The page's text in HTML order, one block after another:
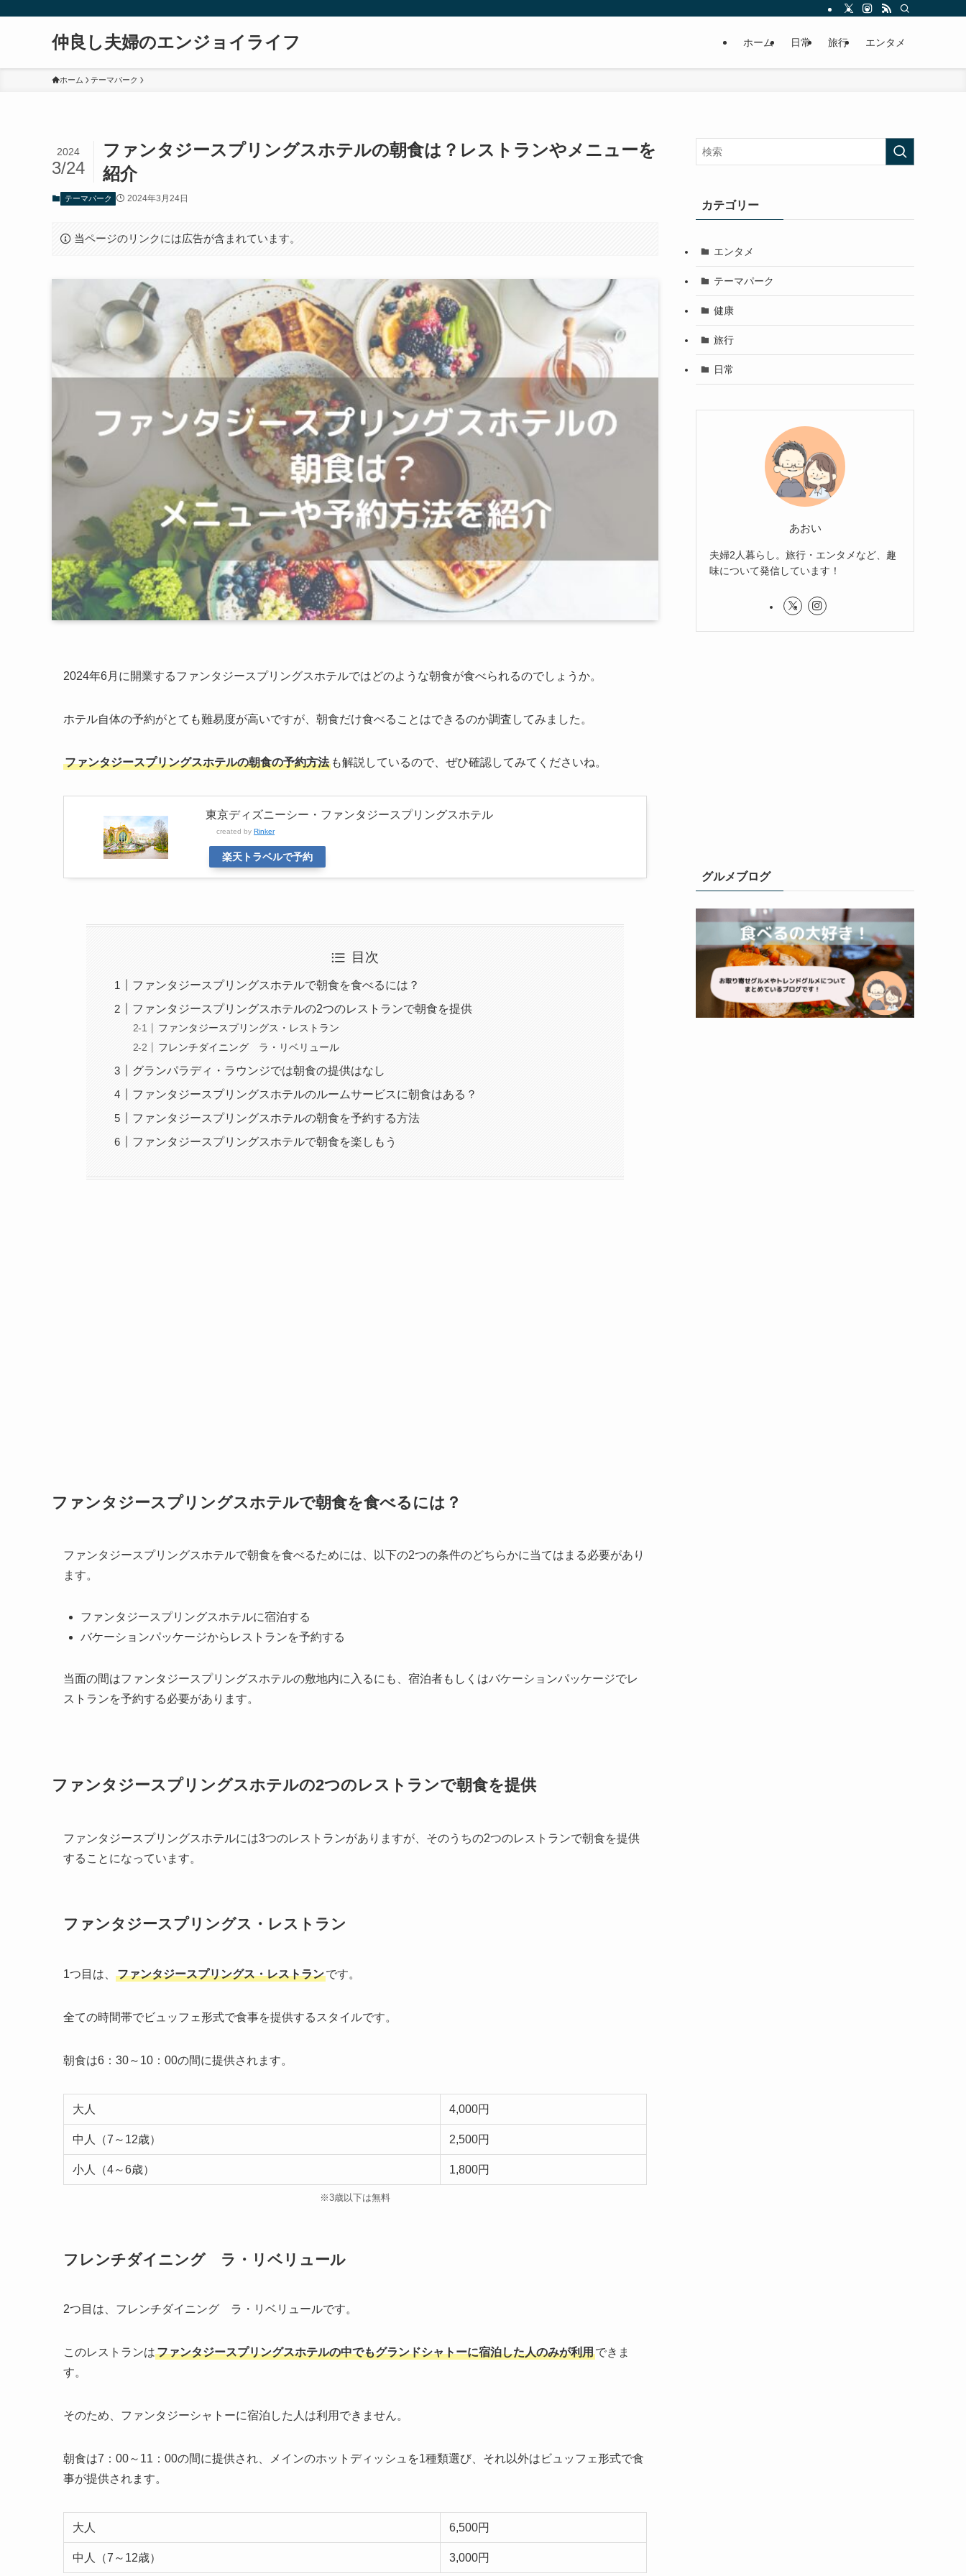
仲良し夫婦のエンジョイライフ ホーム 日常 旅行 エンタメ
ホーム テーマパーク
ファンタジースプリングスホテルの朝食は？レストランやメニューを
紹介
2024
3/24
テーマパーク 2024年3月24日
当ページのリンクには広告が含まれています。
2024年6月に開業するファンタジースプリングスホテルではどのような朝食が食べられるのでしょうか。
ホテル自体の予約がとても難易度が高いですが、朝食だけ食べることはできるのか調査してみました。
ファンタジースプリングスホテルの朝食の予約方法 も解説しているので、ぜひ確認してみてくださいね。
東京ディズニーシー・ファンタジースプリングスホテル
created by Rinker
楽天トラベルで予約
目次
ファンタジースプリングスホテルで朝食を食べるには？
ファンタジースプリングスホテルの2つのレストランで朝食を提供
ファンタジースプリングス・レストラン
フレンチダイニング ラ・リベリュール
グランパラディ・ラウンジでは朝食の提供はなし
ファンタジースプリングスホテルのルームサービスに朝食はある？
ファンタジースプリングスホテルの朝食を予約する方法
ファンタジースプリングスホテルで朝食を楽しもう
ファンタジースプリングスホテルで朝食を食べるには？
ファンタジースプリングスホテルで朝食を食べるためには、以下の2つの条件のどちらかに当てはまる必要があり
ます。
ファンタジースプリングスホテルに宿泊する
バケーションパッケージからレストランを予約する
当面の間はファンタジースプリングスホテルの敷地内に入るにも、宿泊者もしくはバケーションパッケージでレ
ストランを予約する必要があります。
ファンタジースプリングスホテルの2つのレストランで朝食を提供
ファンタジースプリングスホテルには3つのレストランがありますが、そのうちの2つのレストランで朝食を提供
することになっています。
ファンタジースプリングス・レストラン
1つ目は、 ファンタジースプリングス・レストランです。
全ての時間帯でビュッフェ形式で食事を提供するスタイルです。
朝食は6：30～10：00の間に提供されます。
大人 4,000円
中人（7～12歳） 2,500円
小人（4～6歳） 1,800円
※3歳以下は無料
フレンチダイニング ラ・リベリュール
2つ目は、フレンチダイニング ラ・リベリュールです。
このレストランはファンタジースプリングスホテルの中でもグランドシャトーに宿泊した人のみが利用できま
す。
そのため、ファンタジーシャトーに宿泊した人は利用できません。
朝食は7：00～11：00の間に提供され、メインのホットディッシュを1種類選び、それ以外はビュッフェ形式で食
事が提供されます。
大人 6,500円
中人（7～12歳） 3,000円
カテゴリー
エンタメ
テーマパーク
健康
旅行
日常
あおい
夫婦2人暮らし。旅行・エンタメなど、趣
味について発信しています！
グルメブログ